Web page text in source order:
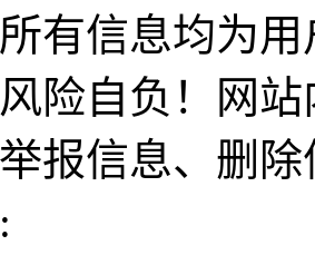
有信息均为
险自负！网
报信息、删